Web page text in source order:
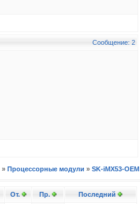
Сообщение: 2
» Процессорные модули » SK-iMX53-OEM
От. Пр.
Последний